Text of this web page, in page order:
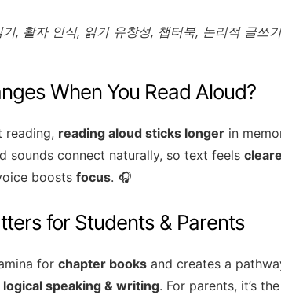
, 활자 인식, 읽기 유창성, 챕터북, 논리적 글쓰
When You Read Aloud?
reading, reading aloud sticks longer in
sounds connect naturally, so text feels
boosts focus. 🎧
for Students & Parents
for chapter books and creates a
speaking & writing. For parents, it’s